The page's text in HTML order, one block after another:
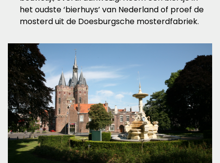
het oudste ‘bierhuys’ van Nederland of proef de
mosterd uit de Doesburgsche mosterdfabriek.